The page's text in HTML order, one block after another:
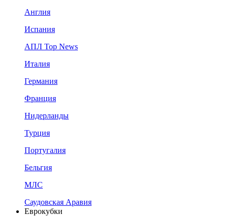
Англия
Испания
АПЛ Top News
Италия
Германия
Франция
Нидерланды
Турция
Португалия
Бельгия
МЛС
Саудовская Аравия
Еврокубки